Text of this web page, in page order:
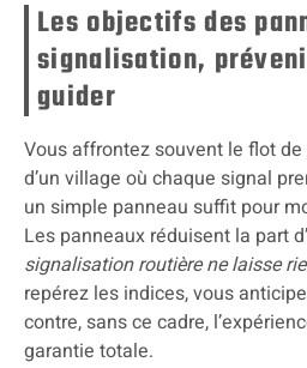
Les objectifs des
signalisation,
guider
Vous affrontez souvent le flot
d’un village où chaque signal
un simple panneau suffit pour
Les panneaux réduisent la part
signalisation routière ne laisse
repérez les indices, vous
contre, sans ce cadre,
garantie totale.